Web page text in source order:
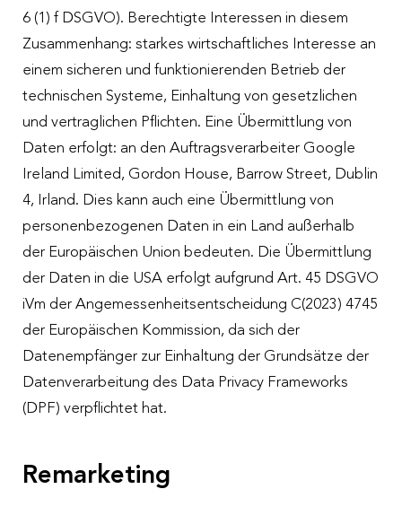
6 (1) f DSGVO). Berechtigte Interessen in diesem
Zusammenhang: starkes wirtschaftliches Interesse an
einem sicheren und funktionierenden Betrieb der
technischen Systeme, Einhaltung von gesetzlichen
und vertraglichen Pflichten. Eine Übermittlung von
Daten erfolgt: an den Auftragsverarbeiter Google
Ireland Limited, Gordon House, Barrow Street, Dublin
4, Irland. Dies kann auch eine Übermittlung von
personenbezogenen Daten in ein Land außerhalb
der Europäischen Union bedeuten. Die Übermittlung
der Daten in die USA erfolgt aufgrund Art. 45 DSGVO
iVm der Angemessenheitsentscheidung C(2023) 4745
der Europäischen Kommission, da sich der
Datenempfänger zur Einhaltung der Grundsätze der
Datenverarbeitung des Data Privacy Frameworks
(DPF) verpflichtet hat.
Remarketing